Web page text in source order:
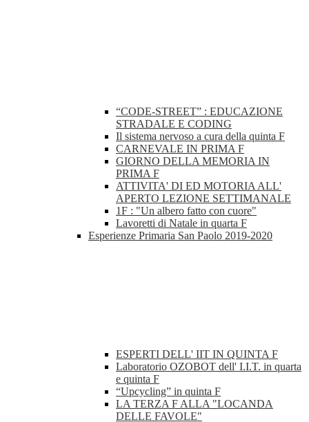
“CODE-STREET” : EDUCAZIONE
STRADALE E CODING
Il sistema nervoso a cura della quinta F
CARNEVALE IN PRIMA F
GIORNO DELLA MEMORIA IN
PRIMA F
ATTIVITA' DI ED MOTORIA ALL'
APERTO LEZIONE SETTIMANALE
1F : "Un albero fatto con cuore"
Lavoretti di Natale in quarta F
Esperienze Primaria San Paolo 2019-2020
ESPERTI DELL' IIT IN QUINTA F
Laboratorio OZOBOT dell' I.I.T. in quarta
e quinta F
“Upcycling” in quinta F
LA TERZA F ALLA "LOCANDA
DELLE FAVOLE"